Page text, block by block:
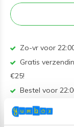
Zo-vr voor
Gratis
€25!
Bestel voor
Lekvrij
BPA, PVC en